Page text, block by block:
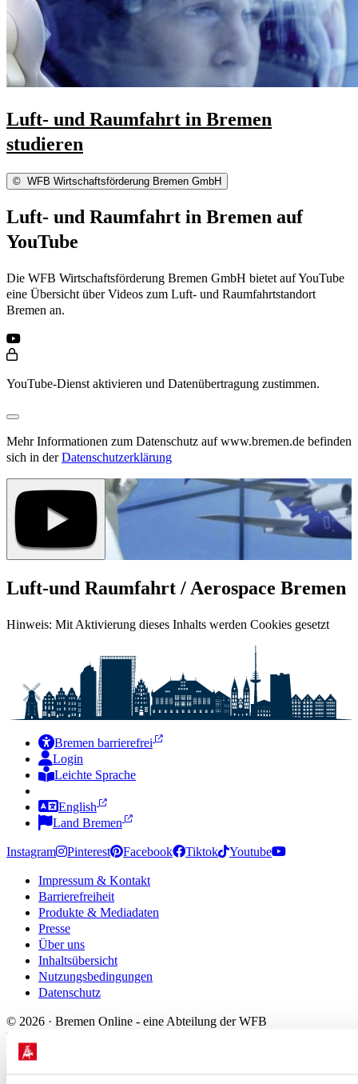
Luft- und Raumfahrt in Bremen
studieren
© WFB Wirtschaftsförderung Bremen GmbH
Luft- und Raumfahrt in Bremen auf
YouTube
Die WFB Wirtschaftsförderung Bremen GmbH bietet auf YouTube
eine Übersicht über Videos zum Luft- und Raumfahrtstandort
Bremen an.
YouTube-Dienst aktivieren und Datenübertragung zustimmen.
Mehr Informationen zum Datenschutz auf www.bremen.de befinden
sich in derDatenschutzerklärung
Luft-und Raumfahrt / Aerospace Bremen
Hinweis: Mit Aktivierung dieses Inhalts werden Cookies gesetzt
Bremen barrierefrei
Login
Leichte Sprache
English
Land Bremen
Instagram Pinterest Facebook Tiktok Youtube
Impressum & Kontakt
Barrierefreiheit
Produkte & Mediadaten
Presse
Über uns
Inhaltsübersicht
Nutzungsbedingungen
Datenschutz
© 2026 · Bremen Online - eine Abteilung der WFB
Wirtschaftsförderung Bremen GmbH